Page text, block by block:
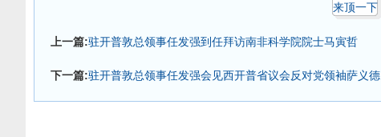
来顶一下
上一篇:驻开普敦总领事任发强到任拜访南非科学院院士马寅哲
下一篇:驻开普敦总领事任发强会见西开普省议会反对党领袖萨义德